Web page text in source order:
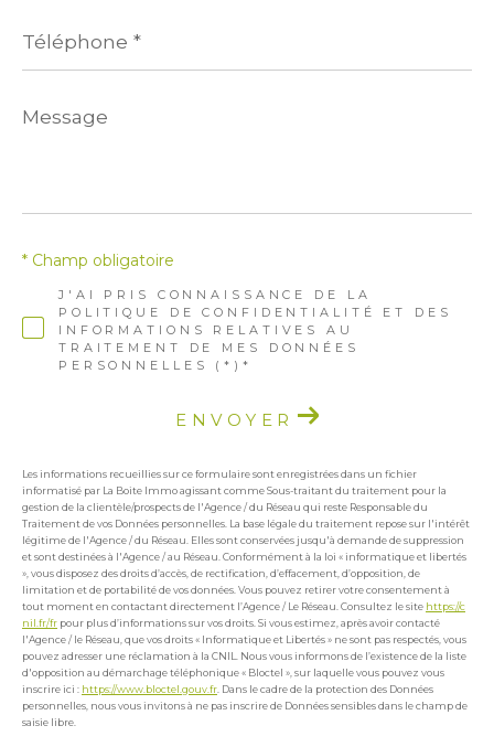
*
Message
*
J'AI PRIS CONNAISSANCE DE LA
POLITIQUE DE CONFIDENTIALITÉ ET DES
INFORMATIONS RELATIVES AU
TRAITEMENT DE MES DONNÉES
PERSONNELLES (*)*
* Champ obligatoire
ENVOYER
Les informations recueillies sur ce formulaire sont enregistrées dans un fichier
informatisé par La Boite Immo agissant comme Sous-traitant du traitement pour la
gestion de la clientèle/prospects de l'Agence / du Réseau qui reste Responsable du
Traitement de vos Données personnelles. La base légale du traitement repose sur l'intérêt
légitime de l'Agence / du Réseau. Elles sont conservées jusqu'à demande de suppression
et sont destinées à l'Agence / au Réseau. Conformément à la loi « informatique et libertés
», vous disposez des droits d’accès, de rectification, d’effacement, d’opposition, de
limitation et de portabilité de vos données. Vous pouvez retirer votre consentement à
tout moment en contactant directement l’Agence / Le Réseau. Consultez le site https://c
nil.fr/fr pour plus d’informations sur vos droits. Si vous estimez, après avoir contacté
l'Agence / le Réseau, que vos droits « Informatique et Libertés » ne sont pas respectés, vous
pouvez adresser une réclamation à la CNIL. Nous vous informons de l’existence de la liste
d'opposition au démarchage téléphonique « Bloctel », sur laquelle vous pouvez vous
inscrire ici : https://www.bloctel.gouv.fr . Dans le cadre de la protection des Données
personnelles, nous vous invitons à ne pas inscrire de Données sensibles dans le champ de
saisie libre.